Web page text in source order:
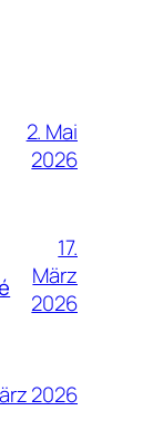
2. Mai
2026
17.
März
2026
2026